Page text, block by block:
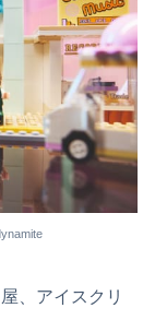
、アイスクリ